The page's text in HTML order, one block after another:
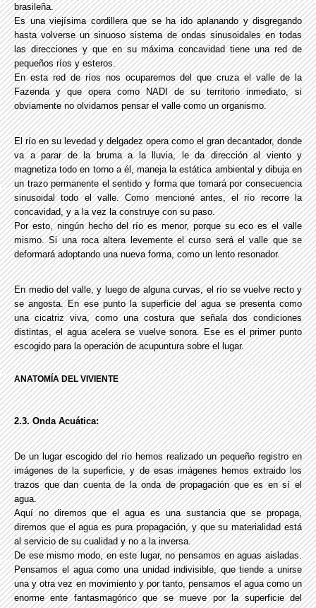
brasileña.
Es una viejísima cordillera que se ha ido aplanando y disgregando
hasta volverse un sinuoso sistema de ondas sinusoidales en todas
las direcciones y que en su máxima concavidad tiene una red de
pequeños ríos y esteros.
En esta red de ríos nos ocuparemos del que cruza el valle de la
Fazenda y que opera como NADI de su territorio inmediato, si
obviamente no olvidamos pensar el valle como un organismo.
El río en su levedad y delgadez opera como el gran decantador, donde
va a parar de la bruma a la lluvia, le da dirección al viento y
magnetiza todo en torno a él, maneja la estática ambiental y dibuja en
un trazo permanente el sentido y forma que tomará por consecuencia
sinusoidal todo el valle. Como mencioné antes, el río recorre la
concavidad, y a la vez la construye con su paso.
Por esto, ningún hecho del río es menor, porque su eco es el valle
mismo. Si una roca altera levemente el curso será el valle que se
deformará adoptando una nueva forma, como un lento resonador.
En medio del valle, y luego de alguna curvas, el río se vuelve recto y
se angosta. En ese punto la superficie del agua se presenta como
una cicatriz viva, como una costura que señala dos condiciones
distintas, el agua acelera se vuelve sonora. Ese es el primer punto
escogido para la operación de acupuntura sobre el lugar.
ANATOMÍA DEL VIVIENTE
2.3. Onda Acuática:
De un lugar escogido del río hemos realizado un pequeño registro en
imágenes de la superficie, y de esas imágenes hemos extraido los
trazos que dan cuenta de la onda de propagación que es en sí el
agua.
Aquí no diremos que el agua es una sustancia que se propaga,
diremos que el agua es pura propagación, y que su materialidad está
al servicio de su cualidad y no a la inversa.
De ese mismo modo, en este lugar, no pensamos en aguas aisladas.
Pensamos el agua como una unidad indivisible, que tiende a unirse
una y otra vez en movimiento y por tanto, pensamos el agua como un
enorme ente fantasmagórico que se mueve por la superficie del